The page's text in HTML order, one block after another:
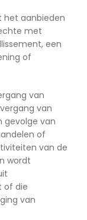
aanbieden
met
een
of
van
van
gevolge van
of
van de
wordt
of die
van